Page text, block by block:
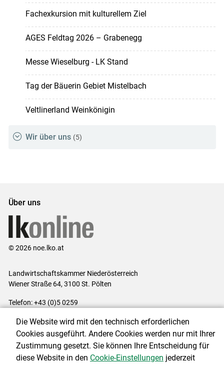
Fachexkursion mit kulturellem Ziel
AGES Feldtag 2026 – Grabenegg
Messe Wieselburg - LK Stand
Tag der Bäuerin Gebiet Mistelbach
Veltlinerland Weinkönigin
Wir über uns (5)
Über uns
© 2026 noe.lko.at
Landwirtschaftskammer Niederösterreich
Wiener Straße 64, 3100 St. Pölten
Telefon: +43 (0)5 0259
Impressum|Kontakt|Datenschutzerklärung|Barrierefreiheit|
Cookie-Einstellungen
Die Website wird mit den technisch erforderlichen
Cookies ausgeführt. Andere Cookies werden nur mit Ihrer
Zustimmung gesetzt. Sie können Ihre Entscheidung für
diese Website in den Cookie-Einstellungen jederzeit